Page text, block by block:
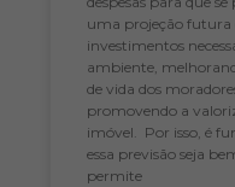
uma projeção futura
investimentos
ambiente,
de vida dos
promovendo a
imóvel. Por isso, é
essa previsão seja
permite